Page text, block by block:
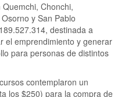
Chonchi,
y San Pablo
destinada a
el emprendimiento y generar
para personas de distintos
contemplaron un
los $250) para la compra de